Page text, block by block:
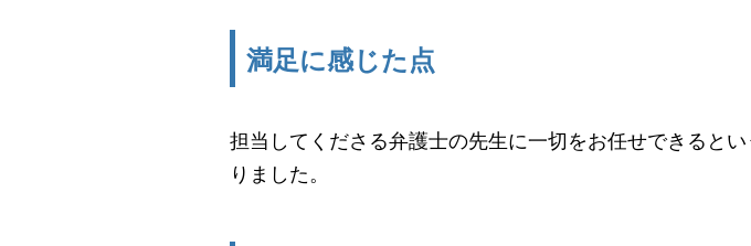
満足に感じた点
担当してくださる弁護士の先生に一切をお任せできると
りました。